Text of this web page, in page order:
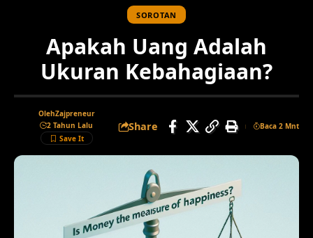
SOROTAN
Apakah Uang Adalah
Ukuran Kebahagiaan?
OlehZajpreneur
2 Tahun Lalu
Share Baca 2 Mnt